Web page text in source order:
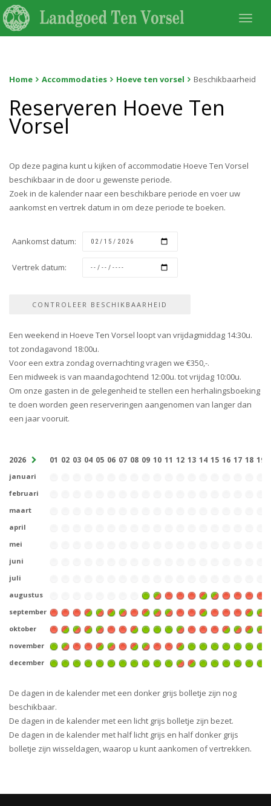
Home Accommodaties Hoeve ten vorsel Beschikbaarheid
Reserveren Hoeve Ten
Vorsel
Op deze pagina kunt u kijken of accommodatie Hoeve Ten Vorsel
beschikbaar in de door u gewenste periode.
Zoek in de kalender naar een beschikbare periode en voer uw
aankomst en vertrek datum in om deze periode te boeken.
Aankomst datum:
Vertrek datum:
Een weekend in Hoeve Ten Vorsel loopt van vrijdagmiddag 14:30u.
tot zondagavond 18:00u.
Voor een extra zondag overnachting vragen we €350,-.
Een midweek is van maandagochtend 12:00u. tot vrijdag 10:00u.
Om onze gasten in de gelegenheid te stellen een herhalingsboeking
te doen worden geen reserveringen aangenomen van langer dan
een jaar vooruit.
2026 01 02 03 04 05 06 07 08 09 10 11 12 13 14 15 16 17 18 19
januari
februari
maart
april
mei
juni
juli
augustus
september
oktober
november
december
De dagen in de kalender met een donker grijs bolletje zijn nog
beschikbaar.
De dagen in de kalender met een licht grijs bolletje zijn bezet.
De dagen in de kalender met half licht grijs en half donker grijs
bolletje zijn wisseldagen, waarop u kunt aankomen of vertrekken.